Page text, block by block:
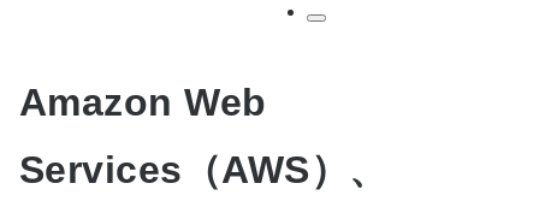
Amazon Web
Services（AWS）、